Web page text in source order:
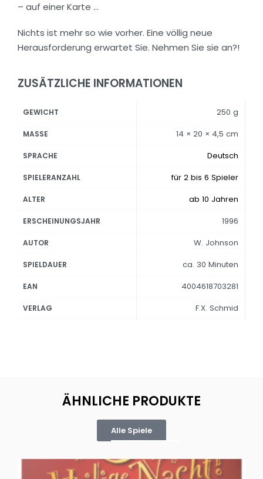
– auf einer Karte …
Nichts ist mehr so wie vorher. Eine völlig neue
Herausforderung erwartet Sie. Nehmen Sie sie an?!
ZUSÄTZLICHE INFORMATIONEN
GEWICHT 250 g
MASSE 14 × 20 × 4,5 cm
SPRACHE Deutsch
SPIELERANZAHL für 2 bis 6 Spieler
ALTER ab 10 Jahren
ERSCHEINUNGSJAHR 1996
AUTOR W. Johnson
SPIELDAUER ca. 30 Minuten
EAN 4004618703281
VERLAG F.X. Schmid
ÄHNLICHE PRODUKTE
Alle Spiele